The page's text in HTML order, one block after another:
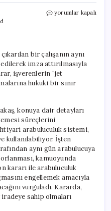
İşten
Belgeler
Geçersiz
Sayılabilir
için
yorumlar kapalı
bir çalışanın aynı
imza attırılmasıyla
işverenlerin “jet
hukuki bir sınır
konuya dair detayları
süreçlerini
arabuluculuk sistemi,
kullanılabiliyor. İşten
aynı gün arabulucuya
kamuoyunda
kararı ile arabuluculuk
engellemek amacıyla
vurguladı. Kararda,
sahip olmaları